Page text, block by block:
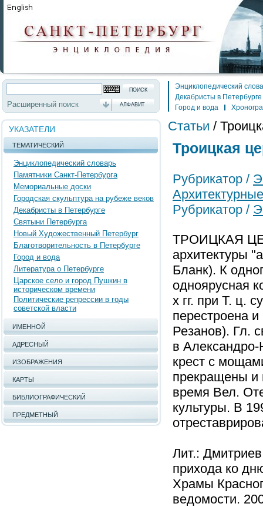
Расширенный поиск АЛФАВИТ
УКАЗАТЕЛИ
ТЕМАТИЧЕСКИЙ
Энциклопедический словарь
Памятники Санкт-Петербурга
Мемориальные доски
Городская скульптура на рубеже веков
Декабристы в Петербурге
Святыни Петербурга
Новый Художественный Петербург
Благотворительность в Петербурге
Город и вода
Литература о Петербурге
Царское село и город Пушкин в
историческом времени
Политические репрессии в годы
советской власти
ИМЕННОЙ
АДРЕСНЫЙ
ИЗОБРАЖЕНИЯ
КАРТЫ
БИБЛИОГРАФИЧЕСКИЙ
ПРЕДМЕТНЫЙ
Энциклопедический
Декабристы в Петербурге
Город и вода
Статьи /
Троицкая
Рубрикатор /
Рубрикатор /
ТРОИЦКАЯ
архитектуры
Бланк). К
одноярусная
х гг. при Т. ц.
перестроена
Резанов). Гл.
в
крест с
прекращены и
время Вел.
культуры. В
Лит.:
прихода ко
Храмы
ведомости.